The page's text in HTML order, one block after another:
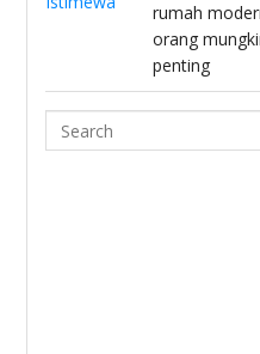
rumah
orang
penting
Search